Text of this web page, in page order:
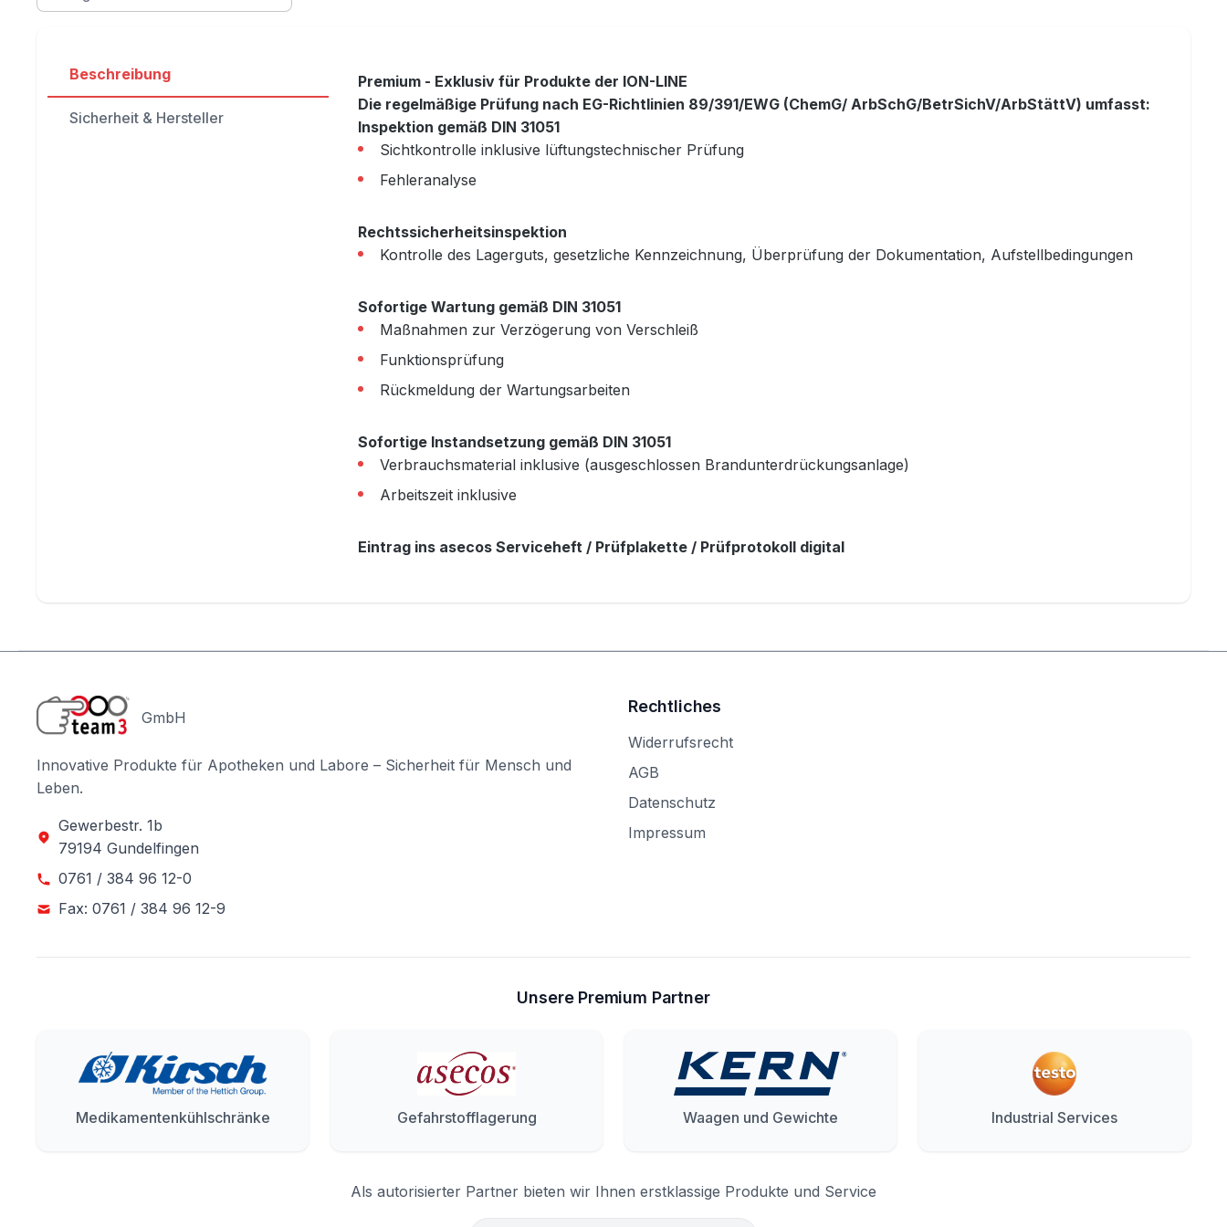
Beschreibung
Sicherheit & Hersteller
Premium - Exklusiv für Produkte der ION-LINE
Die regelmäßige Prüfung nach EG-Richtlinien 89/391/EWG (ChemG/ ArbSchG/BetrSichV/ArbStättV) umfasst:
Inspektion gemäß DIN 31051
Sichtkontrolle inklusive lüftungstechnischer Prüfung
Fehleranalyse
Rechtssicherheitsinspektion
Kontrolle des Lagerguts, gesetzliche Kennzeichnung, Überprüfung der Dokumentation, Aufstellbedingungen
Sofortige Wartung gemäß DIN 31051
Maßnahmen zur Verzögerung von Verschleiß
Funktionsprüfung
Rückmeldung der Wartungsarbeiten
Sofortige Instandsetzung gemäß DIN 31051
Verbrauchsmaterial inklusive (ausgeschlossen Brandunterdrückungsanlage)
Arbeitszeit inklusive
Eintrag ins asecos Serviceheft / Prüfplakette / Prüfprotokoll digital
GmbH
Innovative Produkte für Apotheken und Labore – Sicherheit für Mensch und
Leben.
Gewerbestr. 1b
79194 Gundelfingen
0761 / 384 96 12-0
Fax: 0761 / 384 96 12-9
Rechtliches
Widerrufsrecht
AGB
Datenschutz
Impressum
Unsere Premium Partner
Medikamentenkühlschränke Gefahrstofflagerung Waagen und Gewichte Industrial Services
Als autorisierter Partner bieten wir Ihnen erstklassige Produkte und Service